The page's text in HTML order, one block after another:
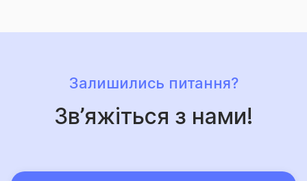
Залишились питання?
Зв’яжіться з нами!